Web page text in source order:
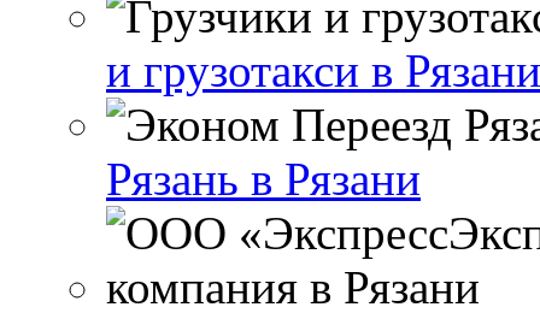
и грузотакси в
Рязань в Рязани